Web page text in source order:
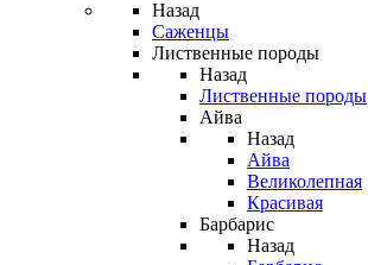
Назад
Саженцы
Лиственные породы
Назад
Лиственные породы
Айва
Назад
Айва
Великолепная
Красивая
Барбарис
Назад